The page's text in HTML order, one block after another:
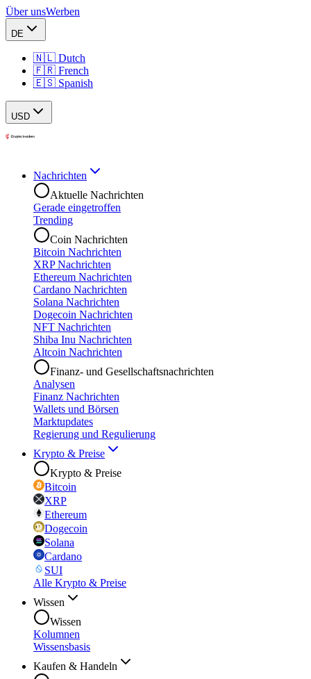
Über unsWerben
DE
🇳🇱 Dutch
🇫🇷 French
🇪🇸 Spanish
USD
Nachrichten
Aktuelle Nachrichten
Gerade eingetroffen
Trending
Coin Nachrichten
Bitcoin Nachrichten
XRP Nachrichten
Ethereum Nachrichten
Cardano Nachrichten
Solana Nachrichten
Dogecoin Nachrichten
NFT Nachrichten
Shiba Inu Nachrichten
Altcoin Nachrichten
Finanz- und Gesellschaftsnachrichten
Analysen
Finanz Nachrichten
Wallets und Börsen
Marktupdates
Regierung und Regulierung
Krypto & Preise
Krypto & Preise
Bitcoin
XRP
Ethereum
Dogecoin
Solana
Cardano
SUI
Alle Krypto & Preise
Wissen
Wissen
Kolumnen
Wissensbasis
Kaufen & Handeln